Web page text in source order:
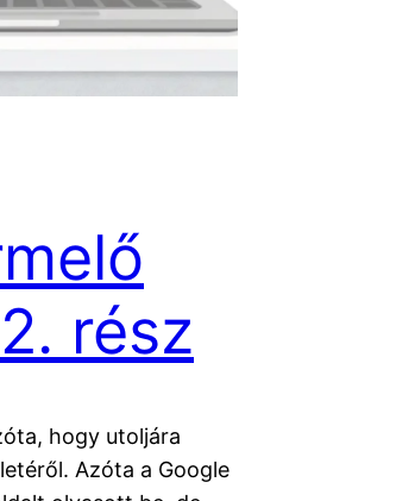
rész
hogy utoljára
Azóta a Google